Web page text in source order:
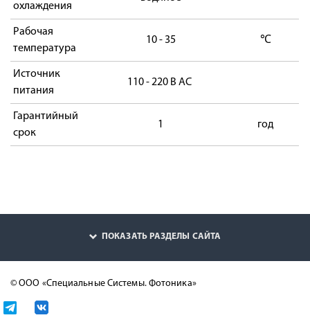
охлаждения
Рабочая
температура
10 - 35 ℃
Источник
питания
110 - 220 В AC
Гарантийный
срок
1 год
ПОКАЗАТЬ РАЗДЕЛЫ САЙТА
© ООО «Специальные Системы. Фотоника»